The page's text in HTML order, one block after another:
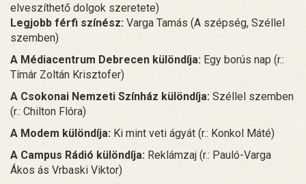
elveszíthető dolgok szeretete)
Legjobb férfi színész: Varga Tamás (A szépség, Széllel
szemben)
A Médiacentrum Debrecen különdíja: Egy borús nap (r.:
Tímár Zoltán Krisztofer)
A Csokonai Nemzeti Színház különdíja: Széllel szemben
(r.: Chilton Flóra)
A Modem különdíja: Ki mint veti ágyát (r.: Konkol Máté)
A Campus Rádió különdíja: Reklámzaj (r.: Pauló-Varga
Ákos ás Vrbaski Viktor)